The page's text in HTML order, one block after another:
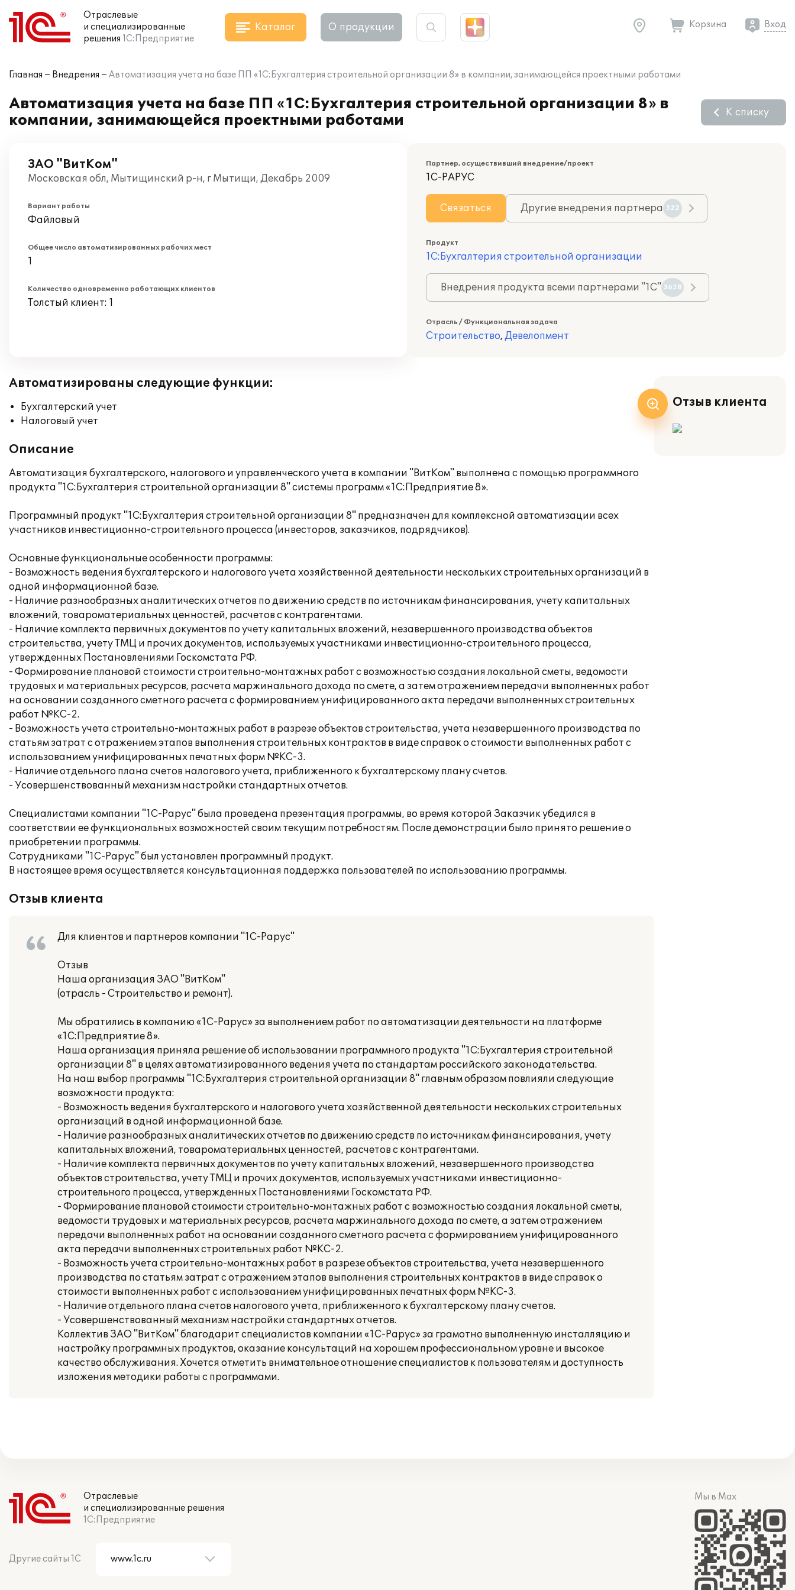
Отраслевые
и специализированные
решения 1С:Предприятие
Каталог О продукции Корзина Вход
Главная Внедрения Автоматизация учета на базе ПП «1С:Бухгалтерия строительной организации 8» в компании, занимающейся проектными работами
Автоматизация учета на базе ПП «1С:Бухгалтерия строительной организации 8» в
компании, занимающейся проектными работами
К списку
ЗАО "ВитКом"
Московская обл, Мытищинский р-н, г Мытищи, Декабрь 2009
Вариант работы
Файловый
Общее число автоматизированных рабочих мест
1
Количество одновременно работающих клиентов
Толстый клиент: 1
Партнер, осуществивший внедрение/проект
1С-РАРУС
Связаться Другие внедрения партнера 322
Продукт
1С:Бухгалтерия строительной организации
Внедрения продукта всеми партнерами "1С" 3628
Отрасль / Функциональная задача
Строительство, Девелопмент
Автоматизированы следующие функции:
Бухгалтерский учет
Налоговый учет
Описание
Автоматизация бухгалтерского, налогового и управленческого учета в компании "ВитКом" выполнена с помощью программного
продукта "1С:Бухгалтерия строительной организации 8" системы программ «1С:Предприятие 8».
Программный продукт "1С:Бухгалтерия строительной организации 8" предназначен для комплексной автоматизации всех
участников инвестиционно-строительного процесса (инвесторов, заказчиков, подрядчиков).
Основные функциональные особенности программы:
- Возможность ведения бухгалтерского и налогового учета хозяйственной деятельности нескольких строительных организаций в
одной информационной базе.
- Наличие разнообразных аналитических отчетов по движению средств по источникам финансирования, учету капитальных
вложений, товароматериальных ценностей, расчетов с контрагентами.
- Наличие комплекта первичных документов по учету капитальных вложений, незавершенного производства объектов
строительства, учету ТМЦ и прочих документов, используемых участниками инвестиционно-строительного процесса,
утвержденных Постановлениями Госкомстата РФ.
- Формирование плановой стоимости строительно-монтажных работ с возможностью создания локальной сметы, ведомости
трудовых и материальных ресурсов, расчета маржинального дохода по смете, а затем отражением передачи выполненных работ
на основании созданного сметного расчета с формированием унифицированного акта передачи выполненных строительных
работ №КС-2.
- Возможность учета строительно-монтажных работ в разрезе объектов строительства, учета незавершенного производства по
статьям затрат с отражением этапов выполнения строительных контрактов в виде справок о стоимости выполненных работ с
использованием унифицированных печатных форм №КС-3.
- Наличие отдельного плана счетов налогового учета, приближенного к бухгалтерскому плану счетов.
- Усовершенствованный механизм настройки стандартных отчетов.
Специалистами компании "1С-Рарус" была проведена презентация программы, во время которой Заказчик убедился в
соответствии ее функциональных возможностей своим текущим потребностям. После демонстрации было принято решение о
приобретении программы.
Сотрудниками "1С-Рарус" был установлен программный продукт.
В настоящее время осуществляется консультационная поддержка пользователей по использованию программы.
Отзыв клиента
Для клиентов и партнеров компании "1С-Рарус"
Отзыв
Наша организация ЗАО "ВитКом"
(отрасль - Строительство и ремонт).
Мы обратились в компанию «1С-Рарус» за выполнением работ по автоматизации деятельности на платформе
«1С:Предприятие 8».
Наша организация приняла решение об использовании программного продукта "1С:Бухгалтерия строительной
организации 8" в целях автоматизированного ведения учета по стандартам российского законодательства.
На наш выбор программы "1С:Бухгалтерия строительной организации 8" главным образом повлияли следующие
возможности продукта:
- Возможность ведения бухгалтерского и налогового учета хозяйственной деятельности нескольких строительных
организаций в одной информационной базе.
- Наличие разнообразных аналитических отчетов по движению средств по источникам финансирования, учету
капитальных вложений, товароматериальных ценностей, расчетов с контрагентами.
- Наличие комплекта первичных документов по учету капитальных вложений, незавершенного производства
объектов строительства, учету ТМЦ и прочих документов, используемых участниками инвестиционно-
строительного процесса, утвержденных Постановлениями Госкомстата РФ.
- Формирование плановой стоимости строительно-монтажных работ с возможностью создания локальной сметы,
ведомости трудовых и материальных ресурсов, расчета маржинального дохода по смете, а затем отражением
передачи выполненных работ на основании созданного сметного расчета с формированием унифицированного
акта передачи выполненных строительных работ №КС-2.
- Возможность учета строительно-монтажных работ в разрезе объектов строительства, учета незавершенного
производства по статьям затрат с отражением этапов выполнения строительных контрактов в виде справок о
стоимости выполненных работ с использованием унифицированных печатных форм №КС-3.
- Наличие отдельного плана счетов налогового учета, приближенного к бухгалтерскому плану счетов.
- Усовершенствованный механизм настройки стандартных отчетов.
Коллектив ЗАО "ВитКом" благодарит специалистов компании «1С-Рарус» за грамотно выполненную инсталляцию и
настройку программных продуктов, оказание консультаций на хорошем профессиональном уровне и высокое
качество обслуживания. Хочется отметить внимательное отношение специалистов к пользователям и доступность
изложения методики работы с программами.
Отзыв клиента
Отраслевые
и специализированные решения
1С:Предприятие
Другие сайты 1С
Мы в Max